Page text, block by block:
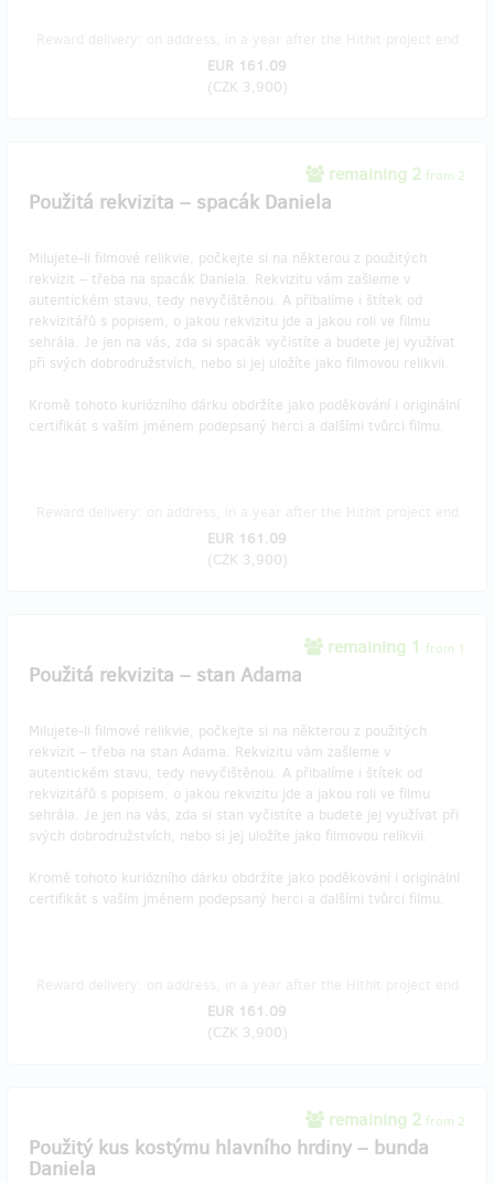
EUR 161.09
(CZK 3,900)
remaining 2 from 2
Použitá rekvizita – spacák Daniela
Milujete-li filmové relikvie, počkejte si na některou z použitých
rekvizit – třeba na spacák Daniela. Rekvizitu vám zašleme v
autentickém stavu, tedy nevyčištěnou. A přibalíme i štítek od
rekvizitářů s popisem, o jakou rekvizitu jde a jakou roli ve filmu
sehrála. Je jen na vás, zda si spacák vyčistíte a budete jej využívat
při svých dobrodružstvích, nebo si jej uložíte jako filmovou relikvii.
Kromě tohoto kuriózního dárku obdržíte jako poděkování i originální
certifikát s vaším jménem podepsaný herci a dalšími tvůrci filmu.
EUR 161.09
(CZK 3,900)
remaining 1 from 1
Použitá rekvizita – stan Adama
Milujete-li filmové relikvie, počkejte si na některou z použitých
rekvizit – třeba na stan Adama. Rekvizitu vám zašleme v
autentickém stavu, tedy nevyčištěnou. A přibalíme i štítek od
rekvizitářů s popisem, o jakou rekvizitu jde a jakou roli ve filmu
sehrála. Je jen na vás, zda si stan vyčistíte a budete jej využívat při
svých dobrodružstvích, nebo si jej uložíte jako filmovou relikvii.
Kromě tohoto kuriózního dárku obdržíte jako poděkování i originální
certifikát s vaším jménem podepsaný herci a dalšími tvůrci filmu.
EUR 161.09
(CZK 3,900)
remaining 2 from 2
Použitý kus kostýmu hlavního hrdiny – bunda
Daniela